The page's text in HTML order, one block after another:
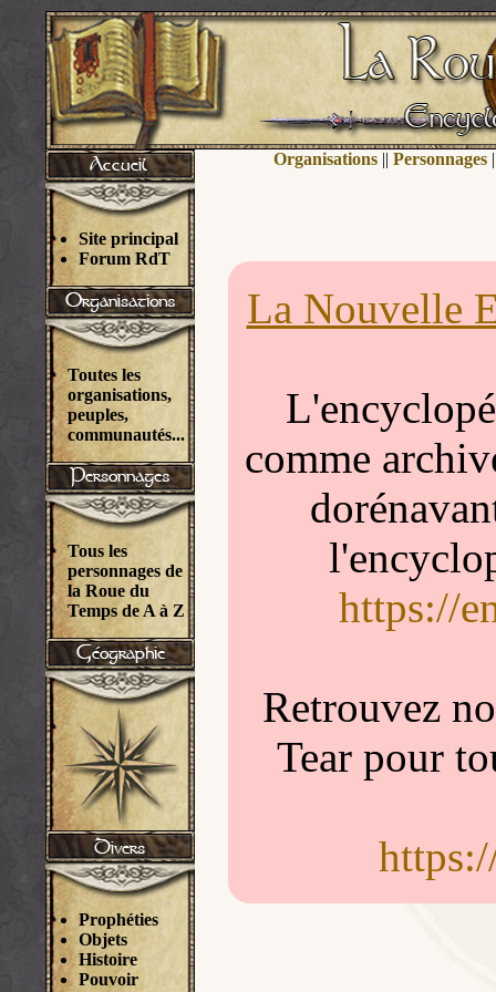
Site principal
Forum RdT
Toutes les
organisations,
peuples,
communautés...
Tous les
personnages de
la Roue du
Temps de A à Z
Prophéties
Objets
Histoire
Pouvoir
Organisations|| Personnages
La Nouvelle
comme
https://
Retrouvez
Tear pour